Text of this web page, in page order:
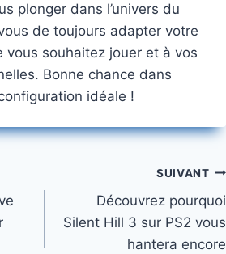
plonger dans l’univers du
de toujours adapter votre
vous souhaitez jouer et à vos
Bonne chance dans
idéale !
SUIVANT
Découvrez pourquoi
Silent Hill 3 sur PS2 vous
hantera encore